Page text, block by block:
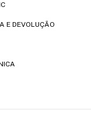
E DEVOLUÇÃO